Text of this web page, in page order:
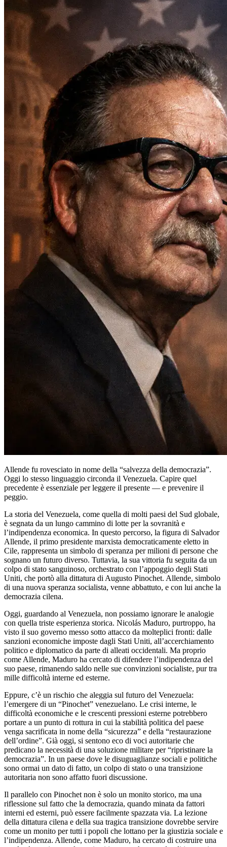
Allende fu rovesciato in nome della “salvezza della democrazia”.
Oggi lo stesso linguaggio circonda il Venezuela. Capire quel
precedente è essenziale per leggere il presente — e prevenire il
peggio.
La storia del Venezuela, come quella di molti paesi del Sud globale,
è segnata da un lungo cammino di lotte per la sovranità e
l’indipendenza economica. In questo percorso, la figura di Salvador
Allende, il primo presidente marxista democraticamente eletto in
Cile, rappresenta un simbolo di speranza per milioni di persone che
sognano un futuro diverso. Tuttavia, la sua vittoria fu seguita da un
colpo di stato sanguinoso, orchestrato con l’appoggio degli Stati
Uniti, che portò alla dittatura di Augusto Pinochet. Allende, simbolo
di una nuova speranza socialista, venne abbattuto, e con lui anche la
democrazia cilena.
Oggi, guardando al Venezuela, non possiamo ignorare le analogie
con quella triste esperienza storica. Nicolás Maduro, purtroppo, ha
visto il suo governo messo sotto attacco da molteplici fronti: dalle
sanzioni economiche imposte dagli Stati Uniti, all’accerchiamento
politico e diplomatico da parte di alleati occidentali. Ma proprio
come Allende, Maduro ha cercato di difendere l’indipendenza del
suo paese, rimanendo saldo nelle sue convinzioni socialiste, pur tra
mille difficoltà interne ed esterne.
Eppure, c’è un rischio che aleggia sul futuro del Venezuela:
l’emergere di un “Pinochet” venezuelano. Le crisi interne, le
difficoltà economiche e le crescenti pressioni esterne potrebbero
portare a un punto di rottura in cui la stabilità politica del paese
venga sacrificata in nome della “sicurezza” e della “restaurazione
dell’ordine”. Già oggi, si sentono eco di voci autoritarie che
predicano la necessità di una soluzione militare per “ripristinare la
democrazia”. In un paese dove le disuguaglianze sociali e politiche
sono ormai un dato di fatto, un colpo di stato o una transizione
autoritaria non sono affatto fuori discussione.
Il parallelo con Pinochet non è solo un monito storico, ma una
riflessione sul fatto che la democrazia, quando minata da fattori
interni ed esterni, può essere facilmente spazzata via. La lezione
della dittatura cilena e della sua tragica transizione dovrebbe servire
come un monito per tutti i popoli che lottano per la giustizia sociale e
l’indipendenza. Allende, come Maduro, ha cercato di costruire una